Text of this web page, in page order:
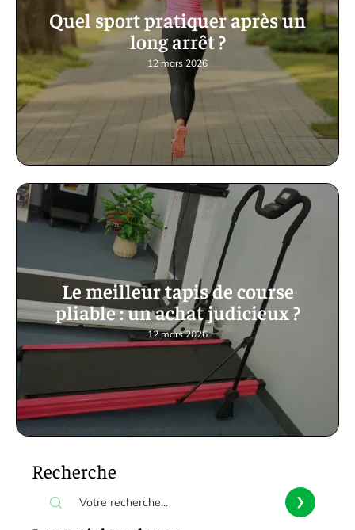
Quel sport pratiquer après un
long arrêt ?
12 mars 2026
Le meilleur tapis de course
pliable : un achat judicieux ?
12 mars 2026
Recherche